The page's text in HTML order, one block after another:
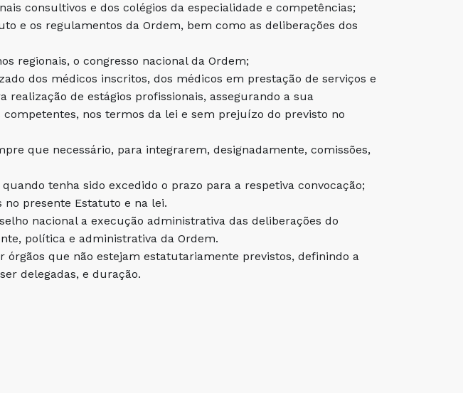
consultivos e dos colégios da especialidade e competências;
e os regulamentos da Ordem, bem como as deliberações dos
regionais, o congresso nacional da Ordem;
dos médicos inscritos, dos médicos em prestação de serviços e
de estágios profissionais, assegurando a sua
nos termos da lei e sem prejuízo do previsto no
que necessário, para integrarem, designadamente, comissões,
tenha sido excedido o prazo para a respetiva convocação;
no presente Estatuto e na lei.
nacional a execução administrativa das deliberações do
política e administrativa da Ordem.
órgãos que não estejam estatutariamente previstos, definindo a
delegadas, e duração.